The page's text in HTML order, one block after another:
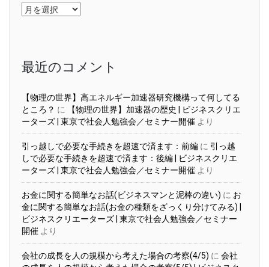
ア
ー
最近のコメント
【物理の世界】高エネルギー加速器研究機構って何してる
ところ？ に
【物理の世界】加速器の歴史 | ビジネスクリエ
ーターズ | 東京で社会人勉強会／セミナー開催 より
引っ越しで必要な手続きを超速で済ます：前編 に 引っ越
しで必要な手続きを超速で済ます：後編 | ビジネスクリエ
ーターズ | 東京で社会人勉強会／セミナー開催 より
お金に関する簡単なお話(ビジネスマンと泥棒の違い) に お
金に関する簡単なお話(お金の種類をざっくり分けてみる) |
ビジネスクリエーターズ | 東京で社会人勉強会／セミナー
開催 より
会社の成長を人の規模から考えた場合の考察(4/5) に 会社